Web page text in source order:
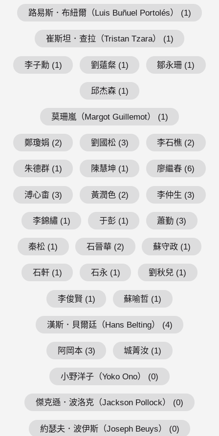
路易斯．布紐爾（Luis Buñuel Portolés） (1)
崔斯坦．查拉（Tristan Tzara） (1)
李子勳 (1) 劉薳粲 (1) 鄒永珊 (1)
邱杰森 (1)
莫珊嵐（Margot Guillemot） (1)
鄭瓊娟 (2) 劉國松 (3) 李石樵 (2)
朱德群 (1) 陳慧坤 (1) 廖繼春 (6)
溥心畬 (3) 黃潤色 (2) 李仲生 (3)
李錦繡 (1) 于彭 (1) 蕭勤 (3)
秦松 (1) 石晉華 (2) 蘇守政 (1)
石軒 (1) 石永 (1) 劉秋兒 (1)
李俊賢 (1) 蘇喻哲 (1)
漢斯．貝爾廷（Hans Belting） (4)
阿岡本 (3) 城菁汝 (1)
小野洋子（Yoko Ono） (0)
傑克遜．波洛克（Jackson Pollock） (0)
約瑟夫．波伊斯（Joseph Beuys） (0)